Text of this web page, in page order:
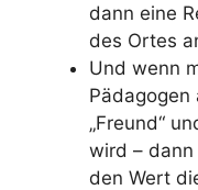
dann eine
des Ortes
Und wenn
Pädagogen
„Freund“
wird – dann
den Wert